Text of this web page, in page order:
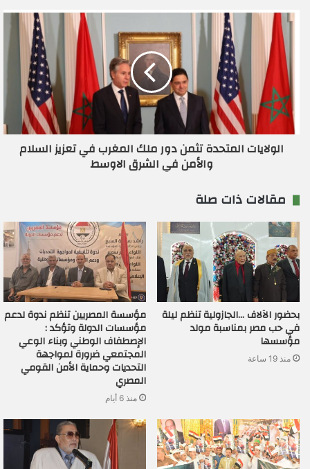
الولايات المتحدة تثمن دور ملك المغرب في تعزيز السلام
والأمن في الشرق الاوسط
مقالات ذات صلة
بحضور الآلاف …الجازولية تنظم ليلة
في حب مصر بمناسبة مولد
مؤسسها
منذ 19 ساعة
مؤسسة المصريين تنظم ندوة لدعم
مؤسسات الدولة وتؤكد :
الإصطفاف الوطني وبناء الوعي
المجتمعي ضرورة لمواجهة
التحديات وحماية الأمن القومي
المصري
منذ 6 أيام